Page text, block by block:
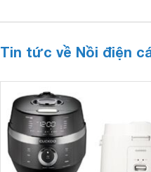
Tin tức về Nồi điện